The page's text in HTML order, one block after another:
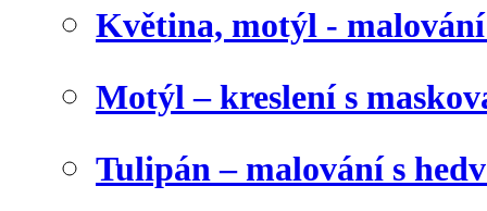
Květina, motýl -
Motýl – kreslení s
Tulipán – malování s